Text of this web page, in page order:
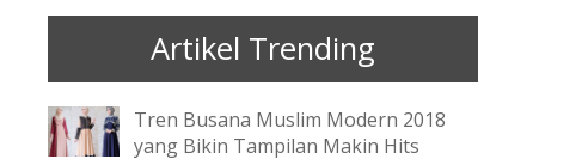
Artikel Trending
Tren Busana Muslim Modern 2018
yang Bikin Tampilan Makin Hits